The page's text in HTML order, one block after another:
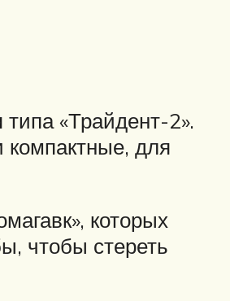
«Трайдент-2».
компактные, для
которых
чтобы стереть